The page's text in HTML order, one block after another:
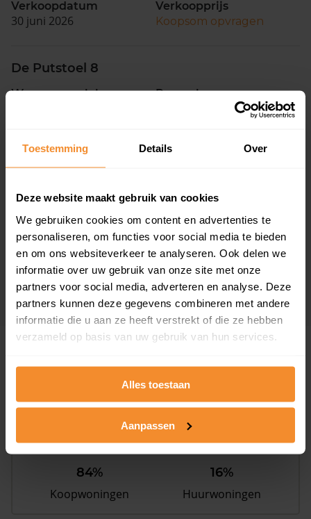
Toestemming Details Over
Deze website maakt gebruik van cookies
We gebruiken cookies om content en advertenties te
personaliseren, om functies voor social media te bieden
en om ons websiteverkeer te analyseren. Ook delen we
informatie over uw gebruik van onze site met onze
partners voor social media, adverteren en analyse. Deze
partners kunnen deze gegevens combineren met andere
informatie die u aan ze heeft verstrekt of die ze hebben
verzameld op basis van uw gebruik van hun services.
Alles toestaan
Aanpassen
Verkoopdatum
30 juni 2026
Verkoopprijs
Koopsom opvragen
De Putstoel 8
Woonoppervlak Perceel
29 juni 2026
Koopsom opvragen
Praam 2
Woonoppervlak
121 m2
Perceel
235 m2
Verkoopdatum
26 juni 2026
Verkoopprijs
Koopsom opvragen
84%
Koopwoningen
16%
Huurwoningen